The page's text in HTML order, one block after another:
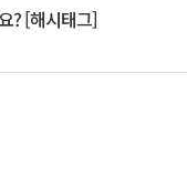
? [해시태그]